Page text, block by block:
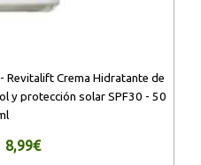
Revitalift Crema Hidratante de
y protección solar SPF30 - 50
8,99€